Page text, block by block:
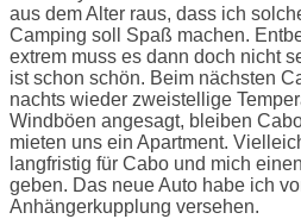
aus dem Alter raus, dass ich
Camping soll Spaß machen.
extrem muss es dann doch nicht
ist schon schön. Beim nächsten
nachts wieder zweistellige
Windböen angesagt, bleiben
mieten uns ein Apartment.
langfristig für Cabo und mich
geben. Das neue Auto habe ich
Anhängerkupplung versehen.